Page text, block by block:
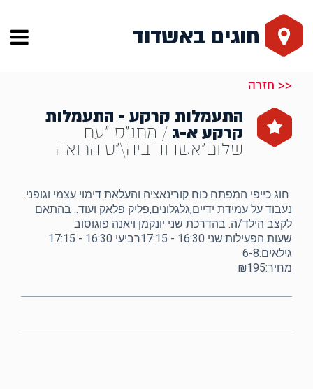
חוגים באשדוד
<< חזרה
התעמלות קרקע - התעמלות
קרקע א-ג / מתנ"ס "עם
שלום"אשדוד ביה\"ס הרואה
חוג כייפי המפתח כוח קורינאציה והעלאת דימוי עצמי וגופני.
נעבוד על עמידת ידיים,גלגלונים,פליק פלאק ועוד.. בהתאם
לקצב הילד/ה. בהדרכת שני יונקמן ויאנה פוגוסוב
שעות הפעילות:שני 16:30 - 17:15רביעי 16:30 - 17:15
גילאים:6-8
מחיר:₪195